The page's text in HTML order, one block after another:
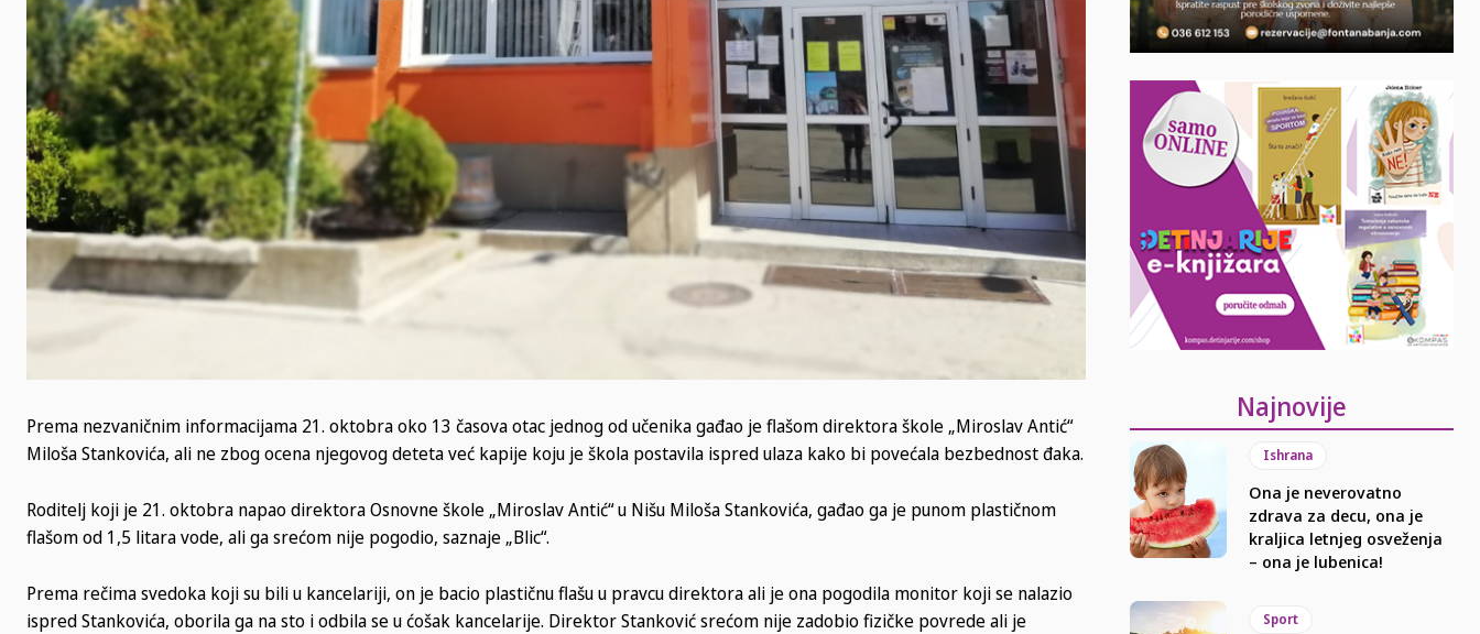
Prema nezvaničnim informacijama 21. oktobra oko 13 časova otac jednog od učenika gađao je flašom direktora škole „Miroslav Antić“
Miloša Stankovića, ali ne zbog ocena njegovog deteta već kapije koju je škola postavila ispred ulaza kako bi povećala bezbednost đaka.
Roditelj koji je 21. oktobra napao direktora Osnovne škole „Miroslav Antić“ u Nišu Miloša Stankovića, gađao ga je punom plastičnom
flašom od 1,5 litara vode, ali ga srećom nije pogodio, saznaje „Blic“.
Prema rečima svedoka koji su bili u kancelariji, on je bacio plastičnu flašu u pravcu direktora ali je ona pogodila monitor koji se nalazio
ispred Stankovića, oborila ga na sto i odbila se u ćošak kancelarije. Direktor Stanković srećom nije zadobio fizičke povrede ali je
Najnovije
Ishrana
Ona je neverovatno
zdrava za decu, ona je
kraljica letnjeg osveženja
– ona je lubenica!
Sport